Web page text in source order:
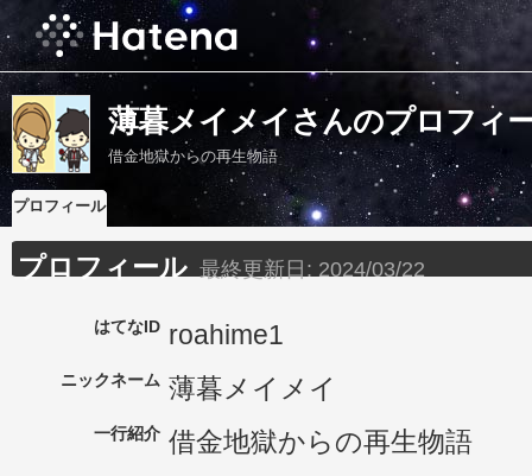
薄暮メイメイさんのプロフィ
借金地獄からの再生物語
プロフィール
プロフィール 最終更新日: 2024/03/22
はてなID roahime1
ニックネーム 薄暮メイメイ
一行紹介 借金地獄からの再生物語